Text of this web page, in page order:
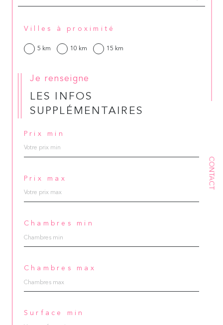
CONTACT
Villes à proximité
5 km 10 km 15 km
Je renseigne
LES INFOS
SUPPLÉMENTAIRES
Prix min
Prix max
Chambres min
Chambres max
Surface min